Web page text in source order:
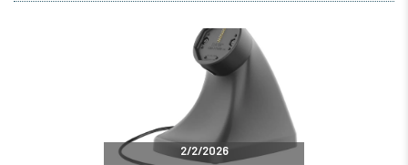
2/2/2026